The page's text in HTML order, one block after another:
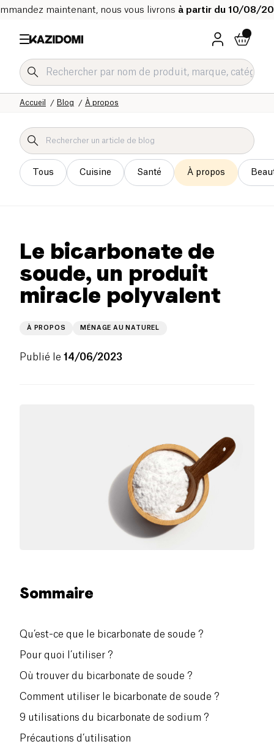
maintenant, nous vous livrons à partir du 10/08/
À propos
Blog
Accueil
Tous Cuisine Santé À propos
Le bicarbonate de
soude, un produit
miracle polyvalent
À PROPOS MÉNAGE AU NATUREL
Publié le 14/06/2023
Sommaire
Qu’est-ce que le bicarbonate de soude ?
Pour quoi l’utiliser ?
Où trouver du bicarbonate de soude ?
Comment utiliser le bicarbonate de soude ?
9 utilisations du bicarbonate de sodium ?
Précautions d’utilisation